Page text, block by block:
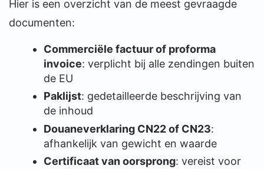
Hier is een overzicht van de meest gevraagde
documenten:
Commerciële factuur of proforma
invoice: verplicht bij alle zendingen buiten
de EU
Paklijst: gedetailleerde beschrijving van
de inhoud
Douaneverklaring CN22 of CN23:
afhankelijk van gewicht en waarde
Certificaat van oorsprong: vereist voor